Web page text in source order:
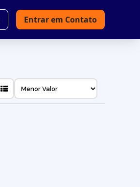
Entrar em Contato